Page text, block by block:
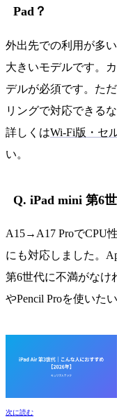
Pad？
外出先での利用が多
大きいモデルです。
デルが必須です。た
リングで対応できる
詳しくはWi-Fi版・セ
い。
Q. iPad mini 第6
A15→A17 ProでCPU
にも対応しました。
第6世代に不満がなけ
やPencil Proを使いた
次に読む